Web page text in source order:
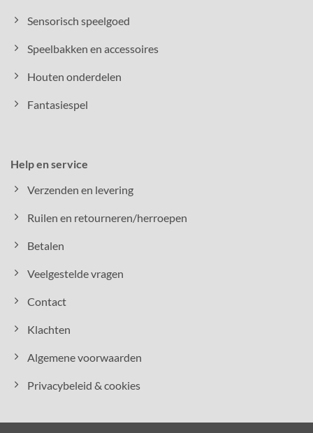
Sensorisch speelgoed
Speelbakken en accessoires
Houten onderdelen
Fantasiespel
Help en service
Verzenden en levering
Ruilen en retourneren/herroepen
Betalen
Veelgestelde vragen
Contact
Klachten
Algemene voorwaarden
Privacybeleid & cookies